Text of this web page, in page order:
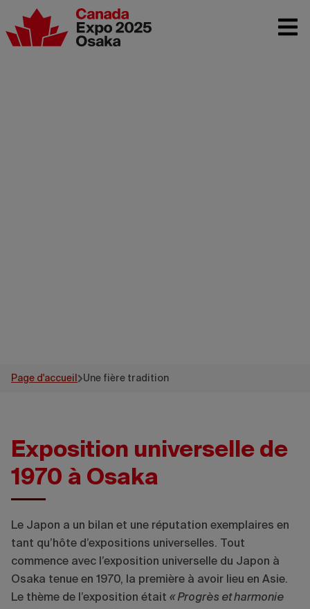
Page d'accueil Une fière tradition
Exposition universelle de
1970 à Osaka
Le Japon a un bilan et une réputation exemplaires en
tant qu’hôte d’expositions universelles. Tout
commence avec l’exposition universelle du Japon à
Osaka tenue en 1970, la première à avoir lieu en Asie.
Le thème de l’exposition était « Progrès et harmonie